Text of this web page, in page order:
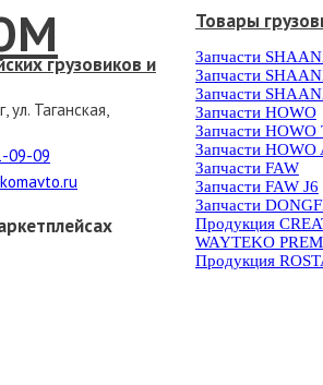
грузовиков и
ул. Таганская,
09-09
Товары
Запчасти
Запчасти
Запчасти
Запчасти HOWO
Запчасти HOWO
Запчасти HOWO
Запчасти FAW
Запчасти FAW J6
Запчасти
Продукция
WAYTEKO
Продукция